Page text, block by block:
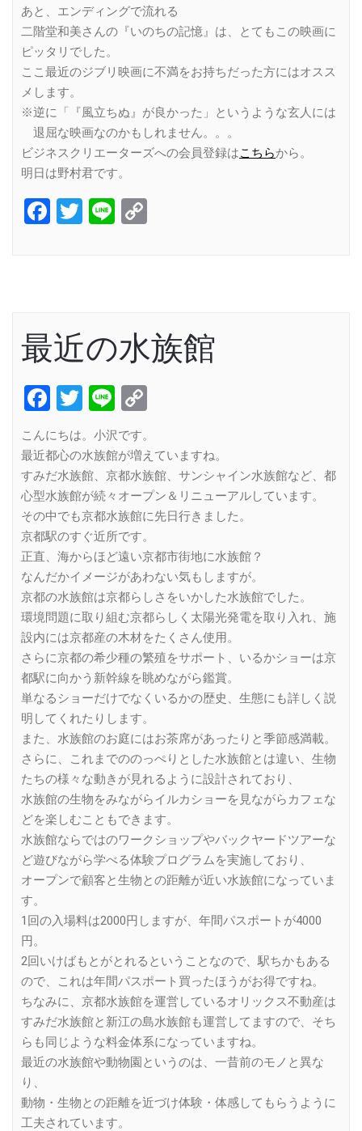
あと、エンディングで流れる
二階堂和美さんの『いのちの記憶』は、とてもこの映画に
ピッタリでした。
ここ最近のジブリ映画に不満をお持ちだった方にはオスス
メします。
※逆に「『風立ちぬ』が良かった」というような玄人には
退屈な映画なのかもしれません。。。
ビジネスクリエーターズへの会員登録はこちらから。
明日は野村君です。
Facebook
Twitter
Line
最近の水族館
Facebook
Twitter
Line
こんにちは。小沢です。
最近都心の水族館が増えていますね。
すみだ水族館、京都水族館、サンシャイン水族館など、都
心型水族館が続々オープン＆リニューアルしています。
その中でも京都水族館に先日行きました。
京都駅のすぐ近所です。
正直、海からほど遠い京都市街地に水族館？
なんだかイメージがあわない気もしますが。
京都の水族館は京都らしさをいかした水族館でした。
環境問題に取り組む京都らしく太陽光発電を取り入れ、施
設内には京都産の木材をたくさん使用。
さらに京都の希少種の繁殖をサポート、いるかショーは京
都駅に向かう新幹線を眺めながら鑑賞。
単なるショーだけでなくいるかの歴史、生態にも詳しく説
明してくれたりします。
また、水族館のお庭にはお茶席があったりと季節感満載。
さらに、これまでののっぺりとした水族館とは違い、生物
たちの様々な動きが見れるように設計されており、
水族館の生物をみながらイルカショーを見ながらカフェな
どを楽しむこともできます。
水族館ならではのワークショップやバックヤードツアーな
ど遊びながら学べる体験プログラムを実施しており、
オープンで顧客と生物との距離が近い水族館になっていま
す。
1回の入場料は2000円しますが、年間パスポートが4000
円。
2回いけばもとがとれるということなので、駅ちかもある
ので、これは年間パスポート買ったほうがお得ですね。
ちなみに、京都水族館を運営しているオリックス不動産は
すみだ水族館と新江の島水族館も運営してますので、そち
らも同じような料金体系になっていますね。
最近の水族館や動物園というのは、一昔前のモノと異な
り、
動物・生物との距離を近づけ体験・体感してもらうように
工夫されています。